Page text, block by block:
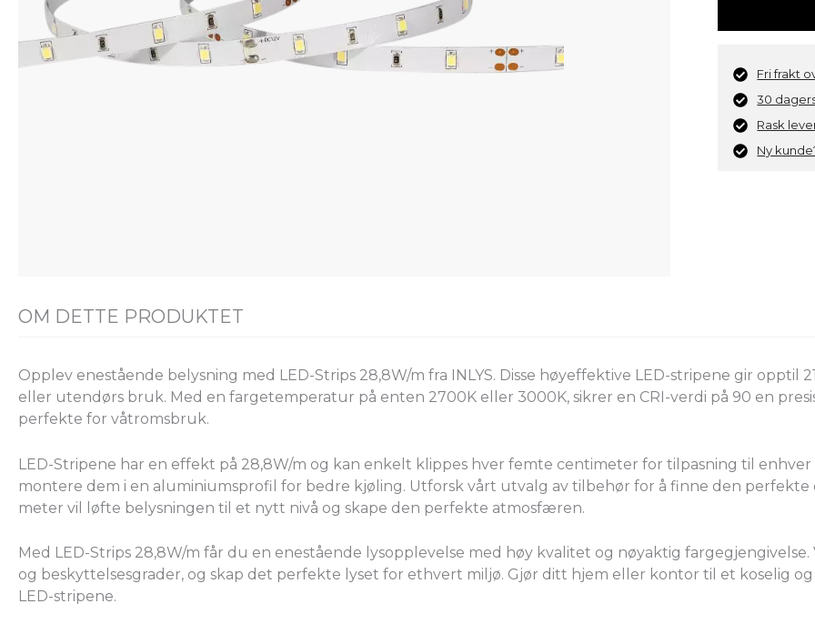
Fri frakt
30
Rask
Ny
OM DETTE PRODUKTET
Opplev enestående belysning med LED-Strips 28,8W/m fra INLYS. Disse høyeffektive LED-stripene gir opptil
eller utendørs bruk. Med en fargetemperatur på enten 2700K eller 3000K, sikrer en CRI-verdi på 90 en
perfekte for våtromsbruk.
LED-Stripene har en effekt på 28,8W/m og kan enkelt klippes hver femte centimeter for tilpasning til
montere dem i en aluminiumsprofil for bedre kjøling. Utforsk vårt utvalg av tilbehør for å finne den perfekte
meter vil løfte belysningen til et nytt nivå og skape den perfekte atmosfæren.
Med LED-Strips 28,8W/m får du en enestående lysopplevelse med høy kvalitet og nøyaktig
og beskyttelsesgrader, og skap det perfekte lyset for ethvert miljø. Gjør ditt hjem eller kontor til et koselig
LED-stripene.